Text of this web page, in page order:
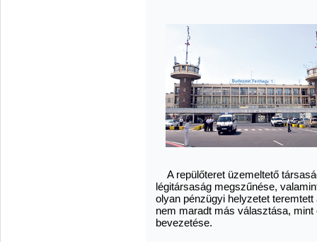
A repülőteret üzemeltető
légitársaság megszűnése,
olyan pénzügyi helyzetet
nem maradt más választása,
bevezetése.